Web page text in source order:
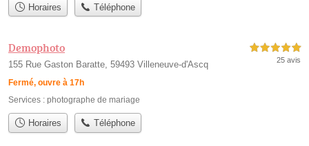
Horaires Téléphone
Demophoto
155 Rue Gaston Baratte, 59493 Villeneuve-d'Ascq
Fermé, ouvre à 17h
5,0 étoiles sur 5
25 avis
Services : photographe de mariage
Horaires Téléphone